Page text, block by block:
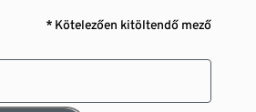
* Kötelezően kitöltendő mező